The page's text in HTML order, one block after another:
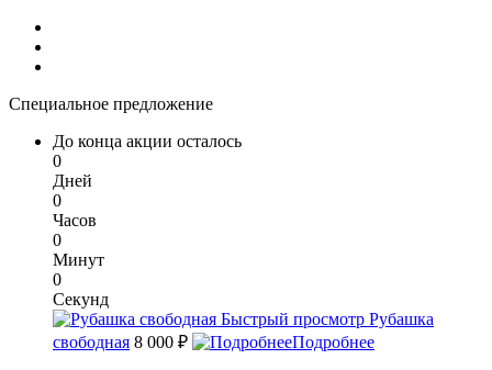
Специальное предложение
До конца акции осталось
0
Дней
0
Часов
0
Минут
0
Секунд
Быстрый просмотр Рубашка
свободная 8 000 ₽ Подробнее